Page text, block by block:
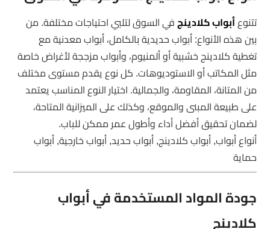
تتنوعأبواب كلادينجفي السوق لتلبي احتياجات مختلفة. من
بين هذه الأنواع: أبواب حديدية بالكامل، أبواب معدنية مع
تغطية كلادينج خشبية أو ألمنيوم، وأبواب مزججة لأغراض خاصة
مثل المكاتب أو الاستوديوهات. كل نوع يقدم مستوى مختلف
من المتانة، المقاومة، والجمالية. اختيار النوع المناسب يعتمد
على طبيعة المبنى والموقع، وكذلك على الميزانية المتاحة،
لضمان تحقيق أفضل أداء وأطول عمر ممكن للباب.
أنواع أبواب, أبواب كلادينج, أبواب حديد, أبواب خارجية, أبواب
حماية
جودة المواد المستخدمة في أبواب
كلادينج